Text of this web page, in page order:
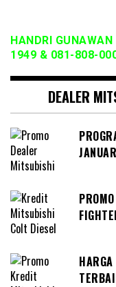
HANDRI
1949 & 081-808-
DEALER